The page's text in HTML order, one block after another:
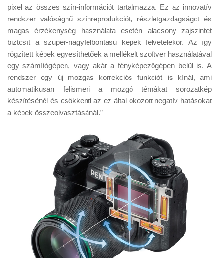
pixel az összes szín-információt tartalmazza. Ez az innovatív
rendszer valósághű színreprodukciót, részletgazdagságot és
magas érzékenység használata esetén alacsony zajszintet
biztosít a szuper-nagyfelbontású képek felvételekor. Az így
rögzített képek egyesíthetőek a mellékelt szoftver használatával
egy számítógépen, vagy akár a fényképezőgépen belül is. A
rendszer egy új mozgás korrekciós funkciót is kínál, ami
automatikusan felismeri a mozgó témákat sorozatkép
készítésénél és csökkenti az ez által okozott negatív hatásokat
a képek összeolvasztásánál.”